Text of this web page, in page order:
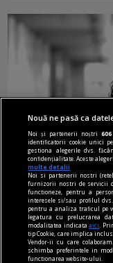
accent pe istorie
Lech Walesa,
Stocul pare
Mihaela SIMINA
Nouă ne pasă ca
Noi și partenerii noștri606
identificatorii cookie unici
gestiona alegerile dvs.
confidențialitate. Aceste
multe detalii
Noi si partenerii nostri
furnizorii nostri de servicii
functioneze, pentru a
interesele si/sau profilul
pentru a analiza traficul pe
legatura cu prelucrarea
modalitatea indicataaici
.
tip Cookie, care implica
Vendor-ii cu care
schimba preferintele in
functionarea website-ului.